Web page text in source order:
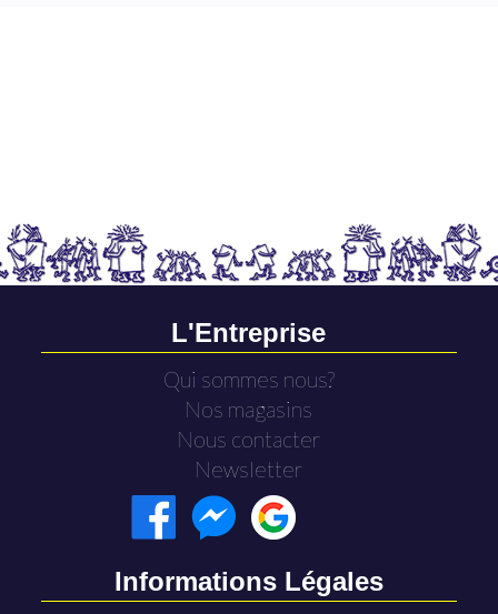
L'Entreprise
Qui sommes nous?
Nos magasins
Nous contacter
Newsletter
Informations Légales